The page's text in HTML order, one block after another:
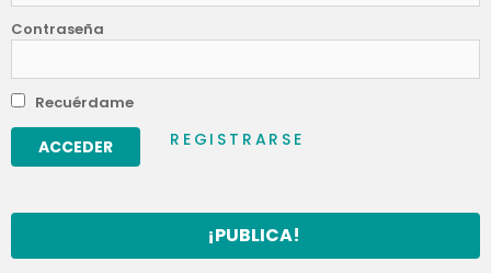
Contraseña
Recuérdame
REGISTRARSE
¡PUBLICA!